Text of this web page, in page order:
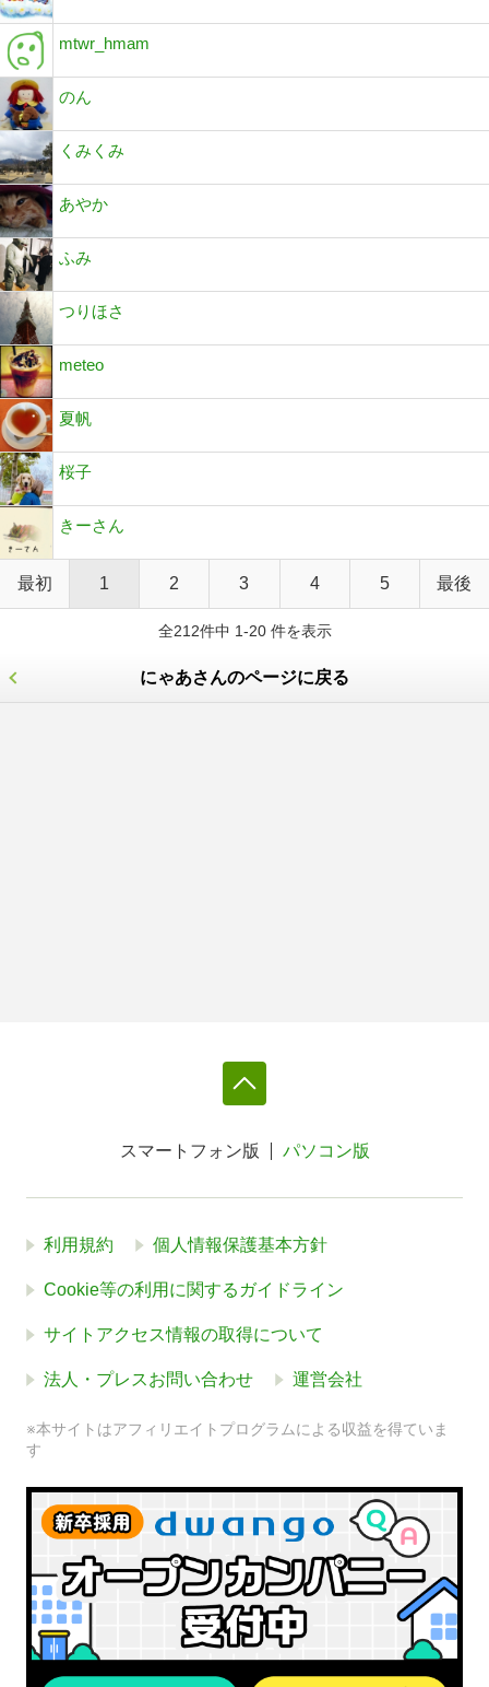
mtwr_hmam
のん
くみくみ
あやか
ふみ
つりほさ
meteo
夏帆
桜子
きーさん
最初 1 2 3 4 5 最後
全212件中 1-20 件を表示
にゃあさんのページに戻る
スマートフォン版 パソコン版
利用規約 個人情報保護基本方針
Cookie等の利用に関するガイドライン
サイトアクセス情報の取得について
法人・プレスお問い合わせ 運営会社
※本サイトはアフィリエイトプログラムによる収益を得ていま
す